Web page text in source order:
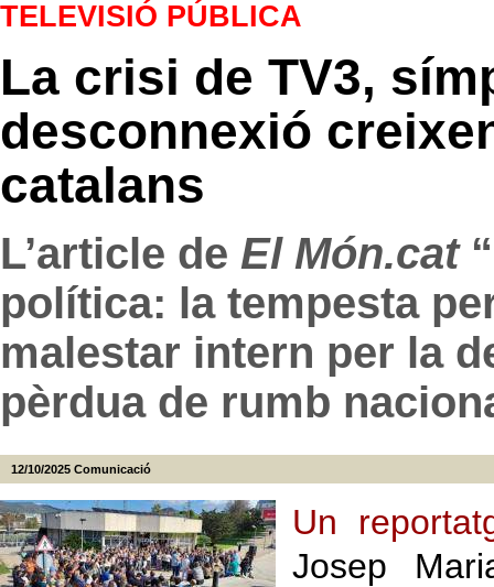
TELEVISIÓ PÚBLICA
La crisi de TV3,
desconnexió
catalans
L’article de El Món.cat
política: la tempesta
malestar intern per la
pèrdua de rumb
12/10/2025 Comunicació
Un
Josep